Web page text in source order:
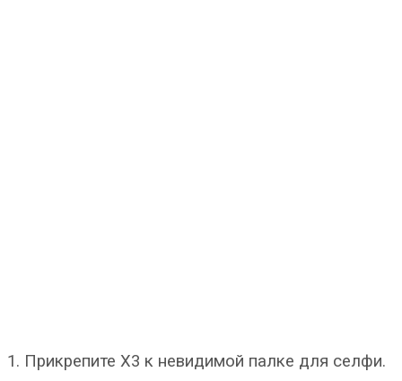
1. Прикрепите X3 к невидимой палке для селфи.